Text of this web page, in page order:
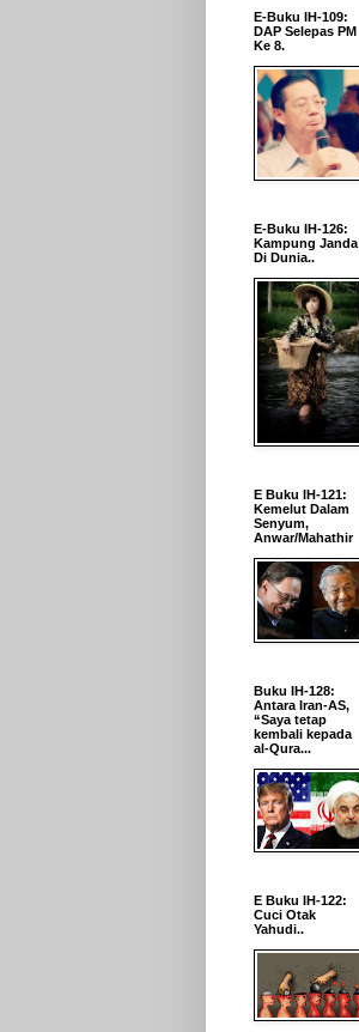
E-Buku IH-109:
DAP Selepas PM
Ke 8.
E-Buku IH-126:
Kampung Janda
Di Dunia..
E Buku IH-121:
Kemelut Dalam
Senyum,
Anwar/Mahathir
Buku IH-128:
Antara Iran-AS,
“Saya tetap
kembali kepada
al-Qura...
E Buku IH-122:
Cuci Otak
Yahudi..